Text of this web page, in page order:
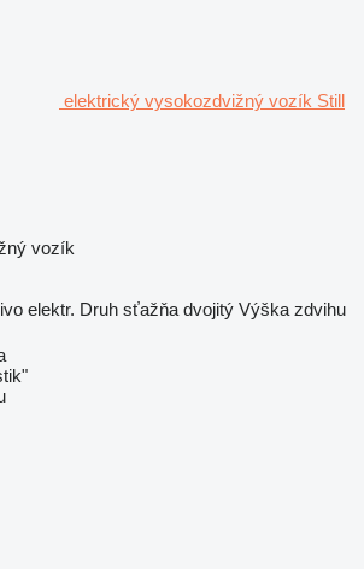
elektrický vysokozdvižný vozík Still
vozík
elektr. Druh sťažňa dvojitý Výška zdvihu